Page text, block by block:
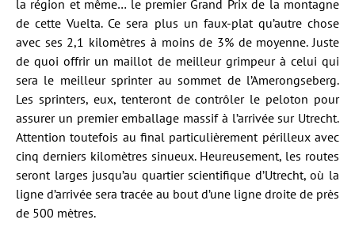
la région et même… le premier Grand Prix de la montagne
de cette Vuelta. Ce sera plus un faux-plat qu’autre chose
avec ses 2,1 kilomètres à moins de 3% de moyenne. Juste
de quoi offrir un maillot de meilleur grimpeur à celui qui
sera le meilleur sprinter au sommet de l’Amerongseberg.
Les sprinters, eux, tenteront de contrôler le peloton pour
assurer un premier emballage massif à l’arrivée sur Utrecht.
Attention toutefois au final particulièrement périlleux avec
cinq derniers kilomètres sinueux. Heureusement, les routes
seront larges jusqu’au quartier scientifique d’Utrecht, où la
ligne d’arrivée sera tracée au bout d’une ligne droite de près
de 500 mètres.